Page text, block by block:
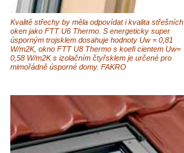
Kvalitě střechy by měla odpovídat i kvalita střešních
oken jako FTT U6 Thermo. S energeticky super
úsporným trojsklem dosahuje hodnoty Uw = 0,81
W/m2K, okno FTT U8 Thermo s koefi cientem Uw=
0,58 W/m2K s izolačním čtyřsklem je určené pro
mimořádně úsporné domy. FAKRO